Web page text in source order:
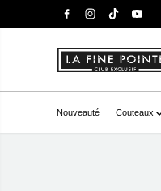
Nouveauté Couteaux